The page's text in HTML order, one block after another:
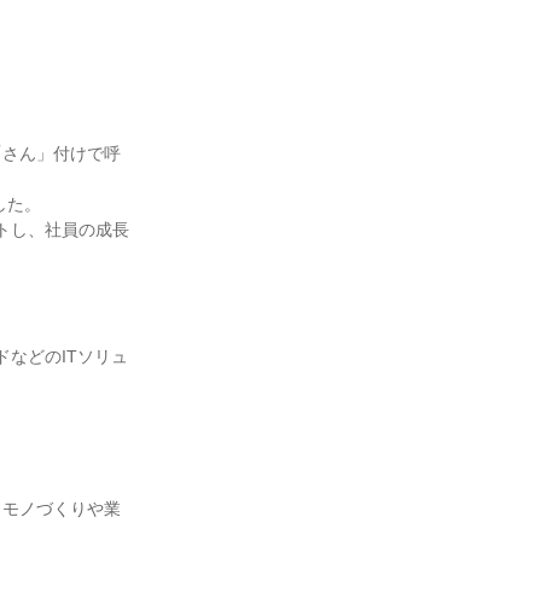
ん」付けで呼
。
し、社員の成長
などのITソリュ
ノづくりや業